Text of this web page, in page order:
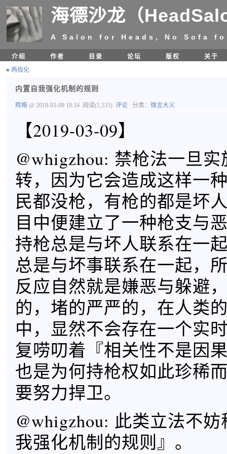
海德沙龙（
A Salon for Heads, No Sofa
介绍 作者 目录 论坛 版权
关于
« 两极化
内置自我强化机制的规则
辉格 @ 2019-03-09 18:34 阅读(1,533) 评论 分类： 微言大义
【2019-03-09】
@whigzhou: 禁枪法一旦
转，因为它会造成这样一
民都没枪，有枪的都是坏
目中便建立了一种枪支与
持枪总是与坏人联系在一
总是与坏事联系在一起，
反应自然就是嫌恶与躲避
的，堵的严严的，在人类
中，显然不会存在一个实
复唠叨着『相关性不是
也是为何持枪权如此珍稀
要努力捍卫。
@whigzhou: 此类立法不
我强化机制的规则』。